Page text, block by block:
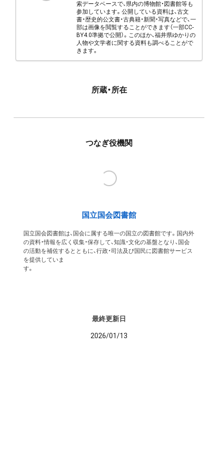
索データベースで、県内の博物館・図書館等も
参加しています。公開している資料は、古文
書・歴史的公文書・古典籍・新聞・写真などで、一
部は画像を閲覧することができます（一部CC-
BY4.0準拠で公開）。このほか、福井県ゆかりの
人物や文学者に関する資料も調べることがで
きます。
所蔵・所在
つなぎ役機関
国立国会図書館
国立国会図書館は、国会に属する唯一の国立の図書館です。国内外
の資料・情報を広く収集・保存して、知識・文化の基盤となり、国会
の活動を補佐するとともに、行政・司法及び国民に図書館サービス
を提供していま
す
最終更新日
2026/01/13